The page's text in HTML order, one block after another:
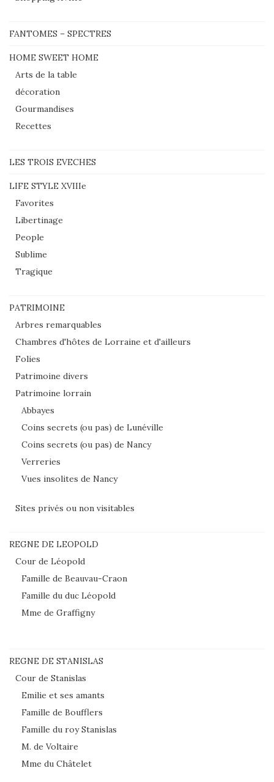
FANTOMES – SPECTRES
HOME SWEET HOME
Arts de la table
décoration
Gourmandises
Recettes
LES TROIS EVECHES
LIFE STYLE XVIIIe
Favorites
Libertinage
People
Sublime
Tragique
PATRIMOINE
Arbres remarquables
Chambres d'hôtes de Lorraine et d'ailleurs
Folies
Patrimoine divers
Patrimoine lorrain
Abbayes
Coins secrets (ou pas) de Lunéville
Coins secrets (ou pas) de Nancy
Verreries
Vues insolites de Nancy
Sites privés ou non visitables
REGNE DE LEOPOLD
Cour de Léopold
Famille de Beauvau-Craon
Famille du duc Léopold
Mme de Graffigny
REGNE DE STANISLAS
Cour de Stanislas
Emilie et ses amants
Famille de Boufflers
Famille du roy Stanislas
M. de Voltaire
Mme du Châtelet